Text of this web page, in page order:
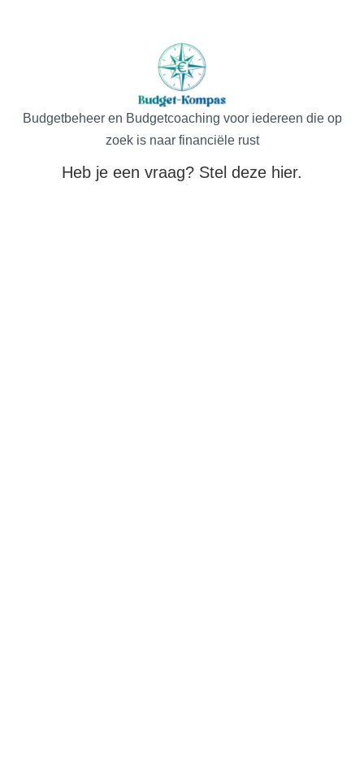
Budgetbeheer en Budgetcoaching voor iedereen die op
zoek is naar financiële rust
Heb je een vraag? Stel deze hier.